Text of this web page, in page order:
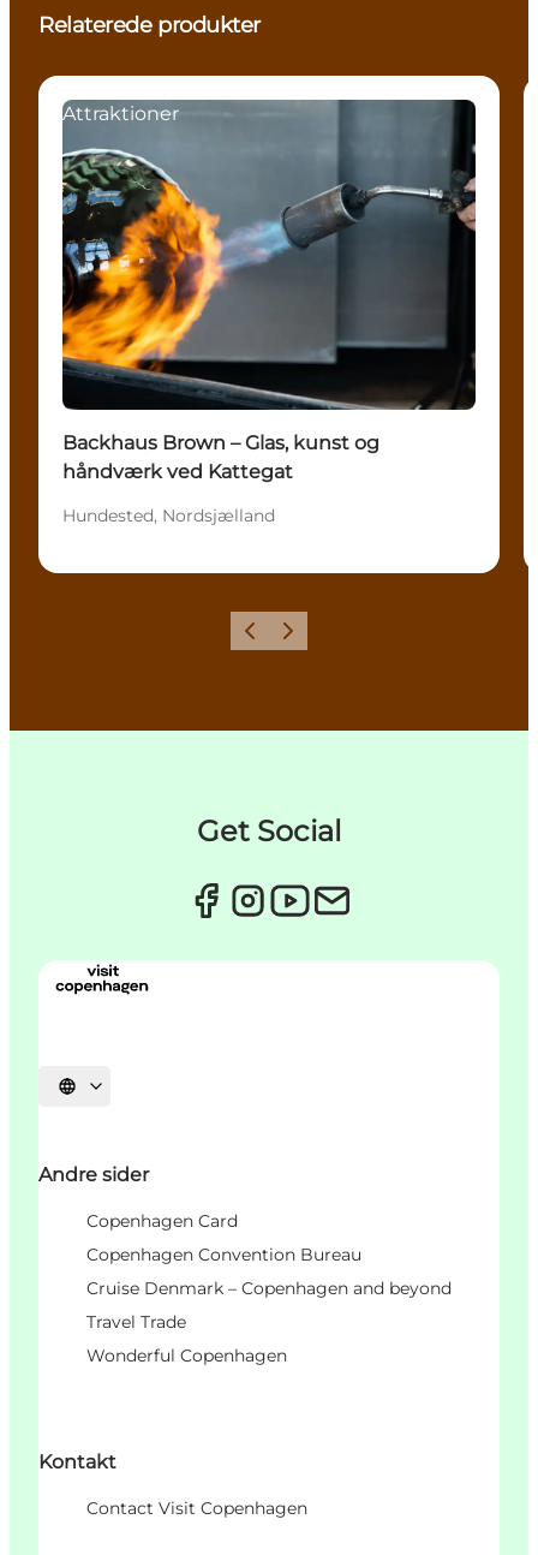
Relaterede produkter
Attraktioner
Backhaus Brown – Glas, kunst og
håndværk ved Kattegat
Hundested, Nordsjælland
ForrigeNæste
Get Social
Vælg sprog
Andre sider
Copenhagen Card
Copenhagen Convention Bureau
Cruise Denmark – Copenhagen and beyond
Travel Trade
Wonderful Copenhagen
Kontakt
Contact Visit Copenhagen